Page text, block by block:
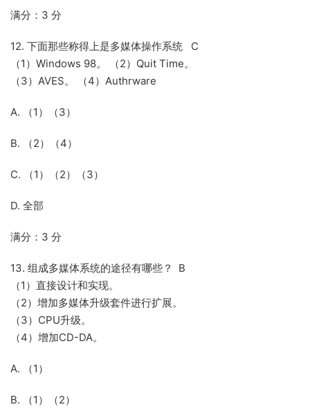
满分：3 分
12. 下面那些称得上是多媒体操作系统 C
（1）Windows 98。 （2）Quit Time。
（3）AVES。 （4）Authrware
A. （1）（3）
B. （2）（4）
C. （1）（2）（3）
D. 全部
满分：3 分
13. 组成多媒体系统的途径有哪些？ B
（1）直接设计和实现。
（2）增加多媒体升级套件进行扩展。
（3）CPU升级。
（4）增加CD-DA。
A. （1）
B. （1）（2）